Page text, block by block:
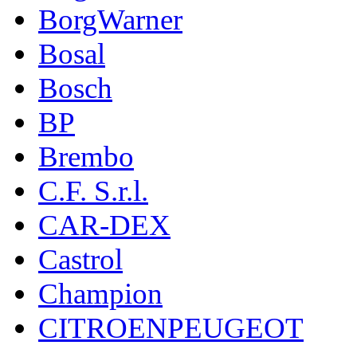
BorgWarner
Bosal
Bosch
BP
Brembo
C.F. S.r.l.
CAR-DEX
Castrol
Champion
CITROENPEUGEOT